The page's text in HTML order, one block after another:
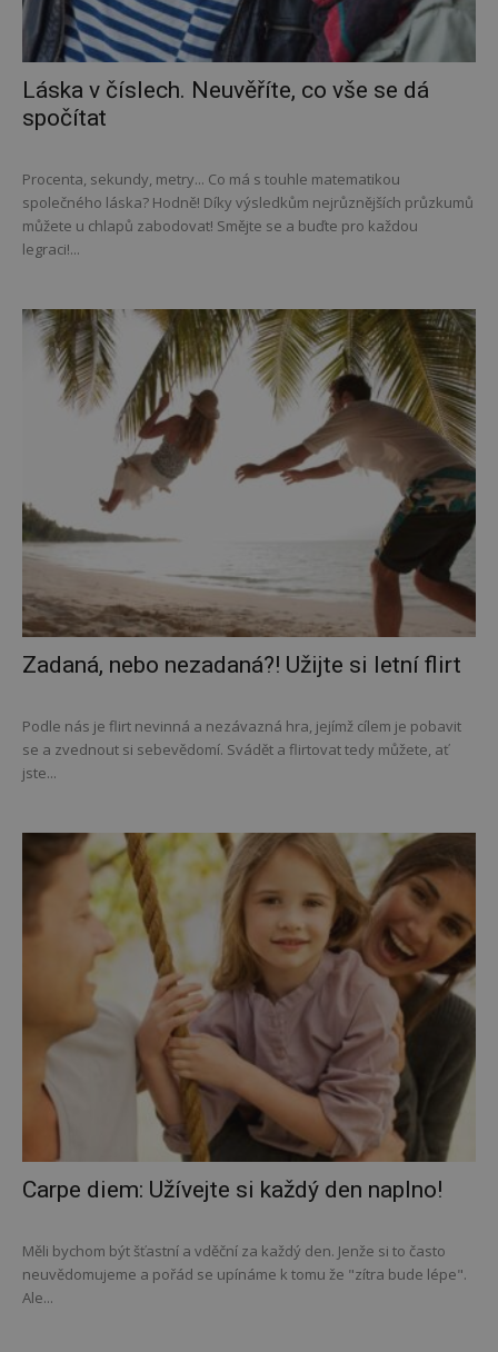
Láska v číslech. Neuvěříte, co vše se dá
spočítat
Procenta, sekundy, metry... Co má s touhle matematikou
společného láska? Hodně! Díky výsledkům nejrůznějších průzkumů
můžete u chlapů zabodovat! Smějte se a buďte pro každou
legraci!...
Zadaná, nebo nezadaná?! Užijte si letní flirt
Podle nás je flirt nevinná a nezávazná hra, jejímž cílem je pobavit
se a zvednout si sebevědomí. Svádět a flirtovat tedy můžete, ať
jste...
Carpe diem: Užívejte si každý den naplno!
Měli bychom být šťastní a vděční za každý den. Jenže si to často
neuvědomujeme a pořád se upínáme k tomu že "zítra bude lépe".
Ale...